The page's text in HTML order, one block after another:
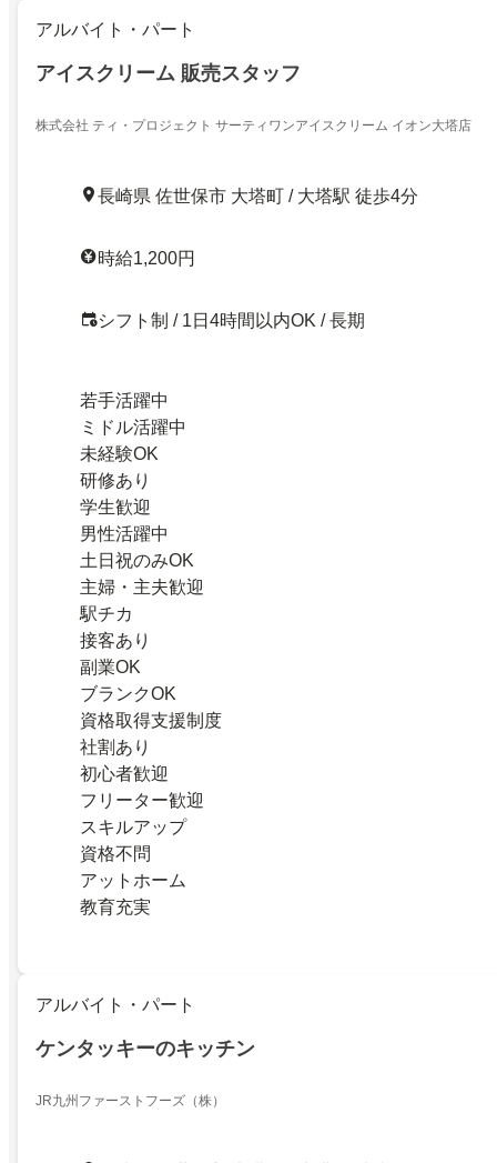
アルバイト・パート
アイスクリーム 販売スタッフ
株式会社 ティ・プロジェクト サーティワンアイスクリーム イオン大塔店
長崎県 佐世保市 大塔町 / 大塔駅 徒歩4分
時給1,200円
シフト制 / 1日4時間以内OK / 長期
若手活躍中
ミドル活躍中
未経験OK
研修あり
学生歓迎
男性活躍中
土日祝のみOK
主婦・主夫歓迎
駅チカ
接客あり
副業OK
ブランクOK
資格取得支援制度
社割あり
初心者歓迎
フリーター歓迎
スキルアップ
資格不問
アットホーム
教育充実
アルバイト・パート
ケンタッキーのキッチン
JR九州ファーストフーズ（株）